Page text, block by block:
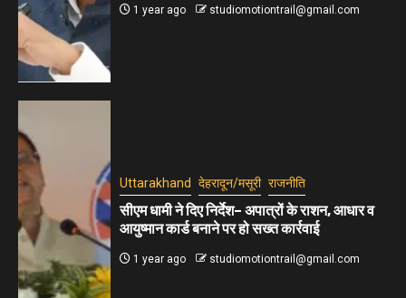
1 year ago studiomotiontrail@gmail.com
Uttarakhand देहरादून/मसूरी राजनीति
सीएम धामी ने दिए निर्देश– अपात्रों के राशन, आधार व
आयुष्मान कार्ड बनाने पर हो सख्त कार्रवाई
1 year ago studiomotiontrail@gmail.com